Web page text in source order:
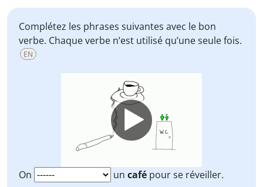
Complétez les phrases suivantes avec le bon
verbe. Chaque verbe n’est utilisé qu’une seule fois.
EN
On un café pour se réveiller.